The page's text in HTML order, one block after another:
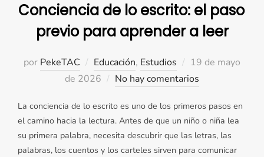
Conciencia de lo escrito: el paso
previo para aprender a leer
por PekeTAC Educación, Estudios
Publicado
el
19 de mayo
de 2026
No hay comentarios
La conciencia de lo escrito es uno de los primeros pasos en
el camino hacia la lectura. Antes de que un niño o niña lea
su primera palabra, necesita descubrir que las letras, las
palabras, los cuentos y los carteles sirven para comunicar